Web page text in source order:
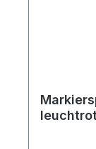
leuchtrot